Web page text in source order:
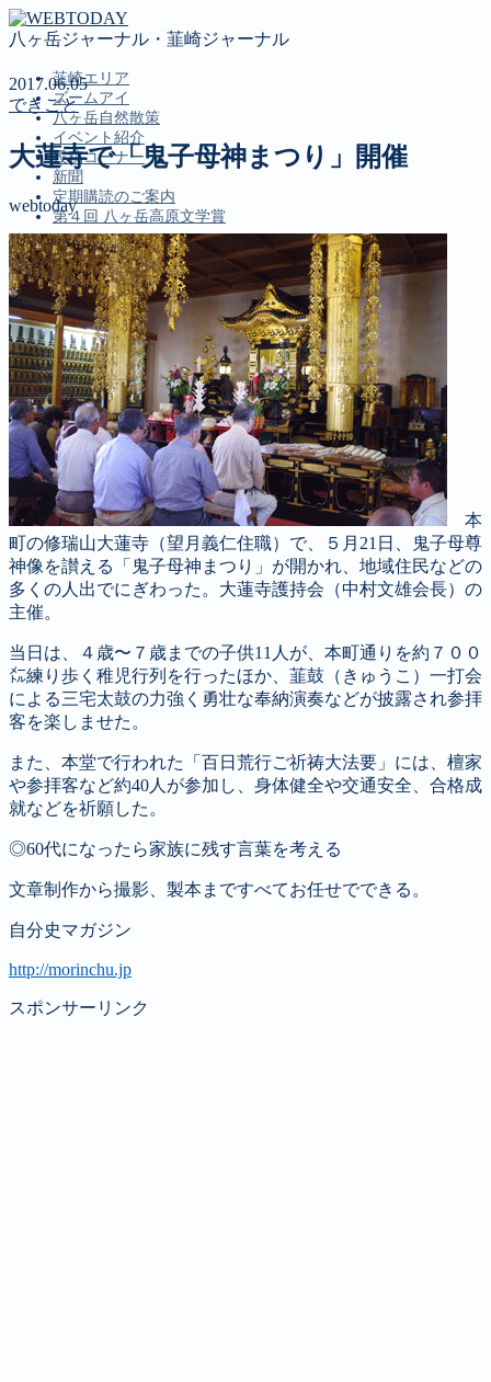
八ヶ岳ジャーナル・韮崎ジャーナル
韮崎エリア
ズームアイ
八ヶ岳自然散策
イベント紹介
投稿コーナー
新聞
定期購読のご案内
第４回 八ヶ岳高原文学賞
MENU
韮崎エリア
ズームアイ
八ヶ岳自然散策
イベント紹介
投稿コーナー
新聞
定期購読のご案内
第４回 八ヶ岳高原文学賞
2017.06.05
できごと
大蓮寺で「鬼子母神まつり」開催
webtoday
本
町の修瑞山大蓮寺（望月義仁住職）で、５月21日、鬼子母尊
神像を讃える「鬼子母神まつり」が開かれ、地域住民などの
多くの人出でにぎわった。大蓮寺護持会（中村文雄会長）の
主催。
当日は、４歳〜７歳までの子供11人が、本町通りを約７００
㍍練り歩く稚児行列を行ったほか、韮鼓（きゅうこ）一打会
による三宅太鼓の力強く勇壮な奉納演奏などが披露され参拝
客を楽しませた。
また、本堂で行われた「百日荒行ご祈祷大法要」には、檀家
や参拝客など約40人が参加し、身体健全や交通安全、合格成
就などを祈願した。
◎60代になったら家族に残す言葉を考える
文章制作から撮影、製本まですべてお任せでできる。
自分史マガジン
http://morinchu.jp
スポンサーリンク